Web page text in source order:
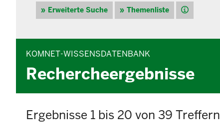
Erweiterte Suche Themenliste Hilfe
KOMNET-WISSENSDATENBANK
Rechercheergebnisse
Ergebnisse 1 bis 20 von 39 Treffern